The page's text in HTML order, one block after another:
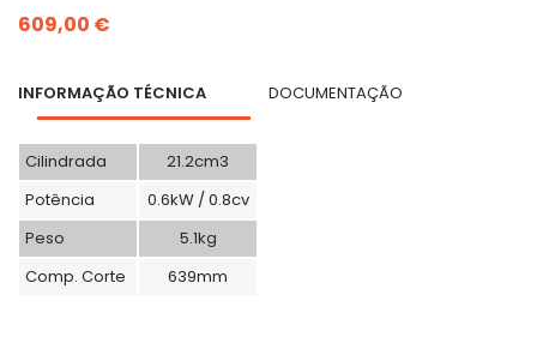
609,00 €
INFORMAÇÃO TÉCNICA DOCUMENTAÇÃO
Cilindrada
21.2cm3
Potência
0.6kW / 0.8cv
Peso
5.1kg
Comp. Corte
639mm